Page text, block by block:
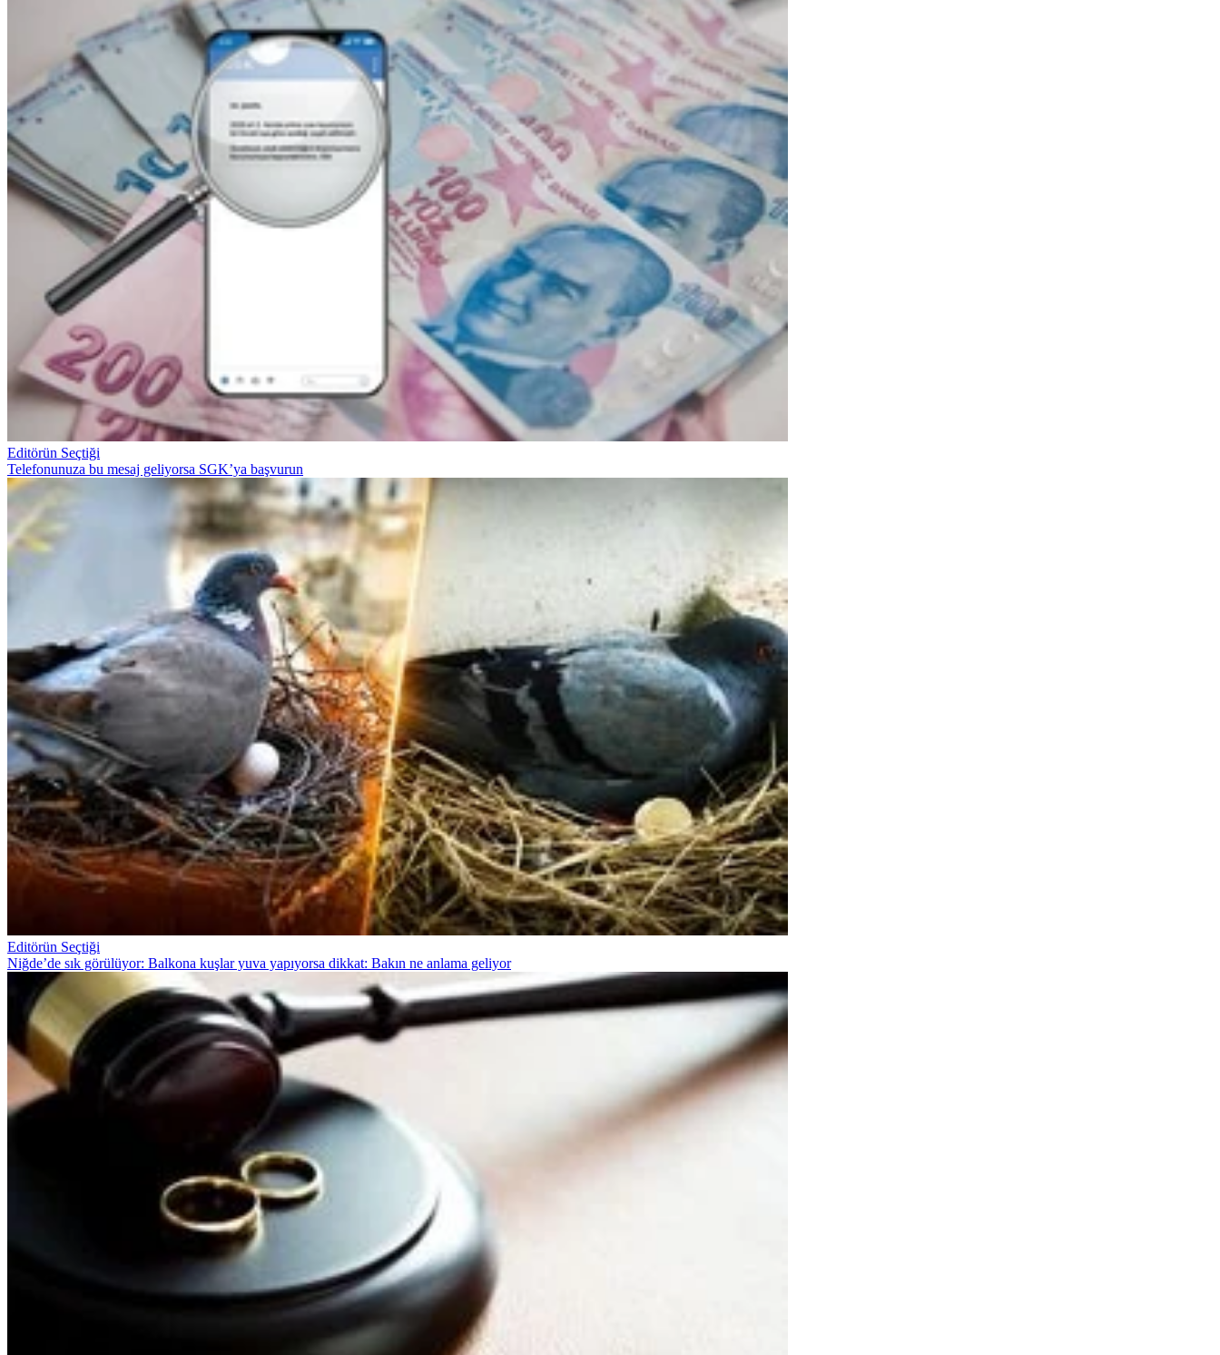
Editörün Seçtiği
Telefonunuza bu mesaj geliyorsa SGK’ya başvurun
Editörün Seçtiği
Niğde’de sık görülüyor: Balkona kuşlar yuva yapıyorsa dikkat: Bakın ne anlama geliyor